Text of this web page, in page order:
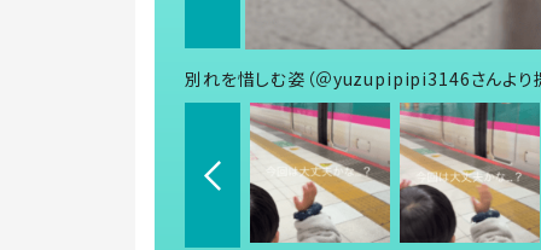
別れを惜しむ姿（＠yuzupipipi3146さんより